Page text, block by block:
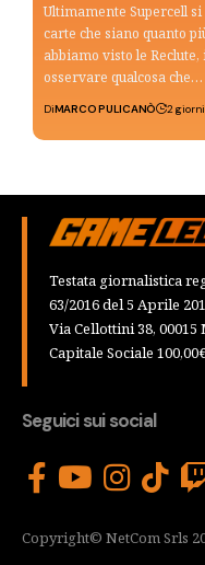
Ultimamente Supercell
carte che siano quanto
abbiamo visto le
osservare qualcosa che…
DiMARCO PULICANÒ 2
Testata giornalistica
63/2016 del 5 Aprile
Via Cellottini 38, 00015
Capitale Sociale
Seguici sui social
Copyright© NetCom Srls